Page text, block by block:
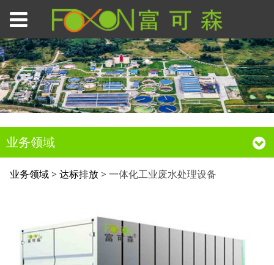
业务领域
一体化工业废水处理设
业务领域>达标排放>一体化工业废水处理设备